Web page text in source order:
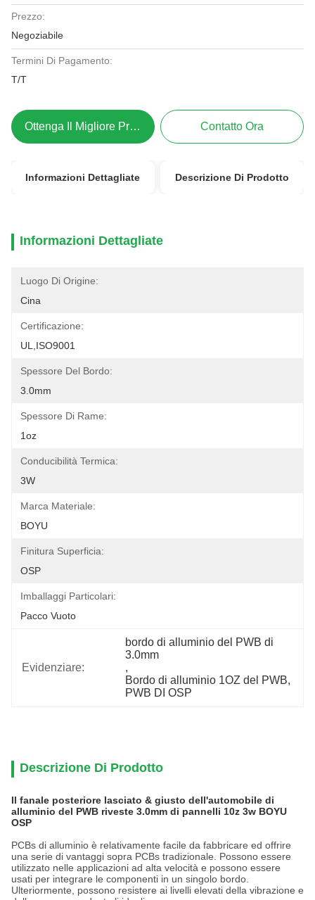
Prezzo:
Negoziabile
Termini Di Pagamento:
T/T
Ottenga Il Migliore Prezzo Contatto Ora
Informazioni Dettagliate Descrizione Di Prodotto
Informazioni Dettagliate
Luogo Di Origine:
Cina
Certificazione:
UL,ISO9001
Spessore Del Bordo:
3.0mm
Spessore Di Rame:
1oz
Conducibilità Termica:
3W
Marca Materiale:
BOYU
Finitura Superficia:
OSP
Imballaggi Particolari:
Pacco Vuoto
Evidenziare:
bordo di alluminio del PWB di
3.0mm
,
Bordo di alluminio 1OZ del PWB
PWB DI OSP
Descrizione Di Prodotto
Il fanale posteriore lasciato & giusto dell'automobile di
alluminio del PWB riveste 3.0mm di pannelli 10z 3w BOYU
OSP
PCBs di alluminio è relativamente facile da fabbricare ed offrire
una serie di vantaggi sopra PCBs tradizionale. Possono essere
utilizzato nelle applicazioni ad alta velocità e possono essere
usati per integrare le componenti in un singolo bordo.
Ulteriormente, possono resistere ai livelli elevati della vibrazione e